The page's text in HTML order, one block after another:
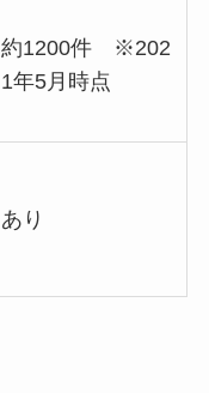
約1200件 ※202
1年5月時点
あり